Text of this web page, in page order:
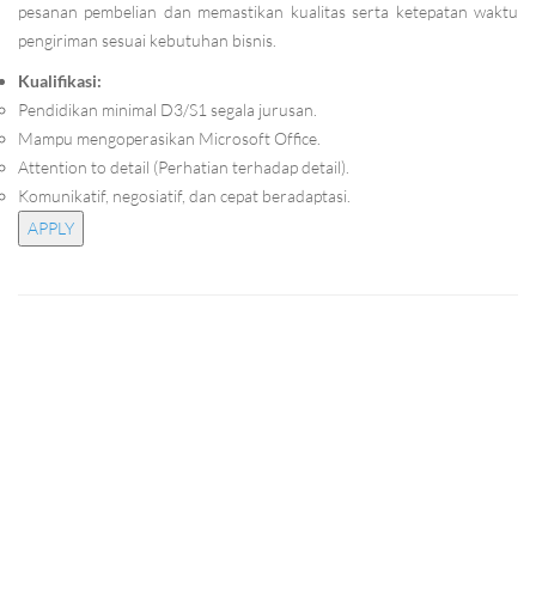
pesanan pembelian dan memastikan kualitas serta ketepatan waktu
pengiriman sesuai kebutuhan bisnis.
Kualifikasi:
Pendidikan minimal D3/S1 segala jurusan.
Mampu mengoperasikan Microsoft Office.
Attention to detail (Perhatian terhadap detail).
Komunikatif, negosiatif, dan cepat beradaptasi.
APPLY